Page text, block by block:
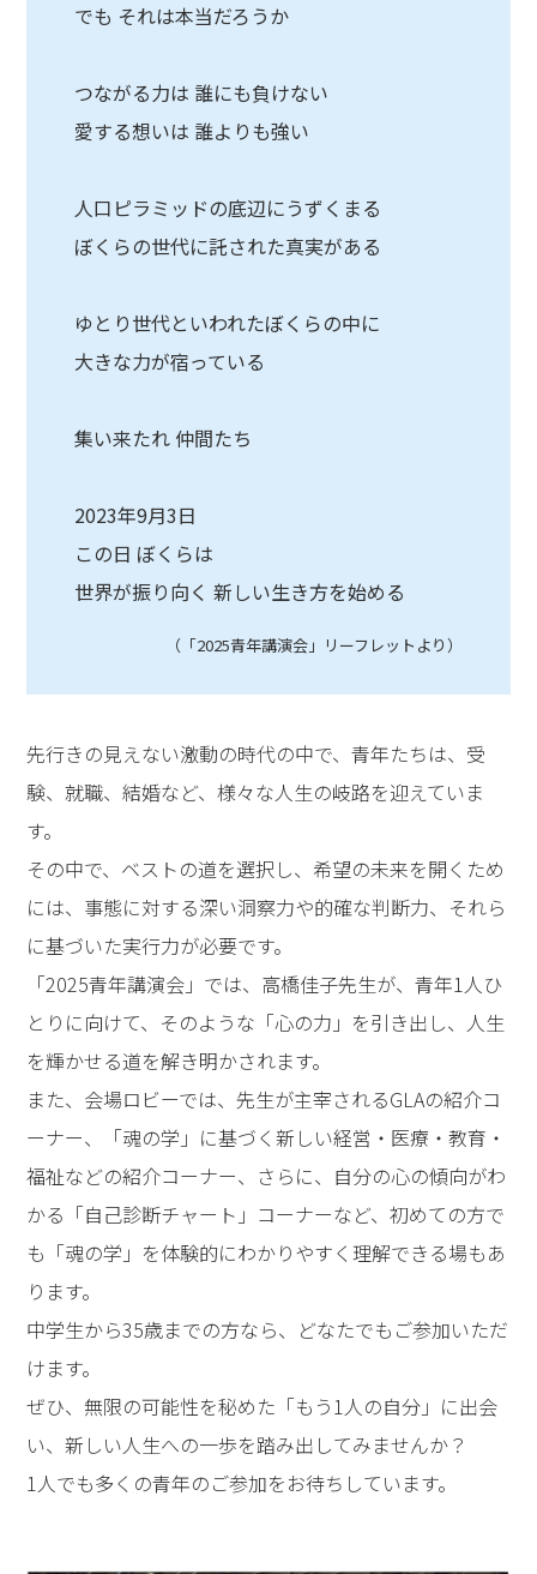
でも それは本当だろうか
つながる力は 誰にも負けない
愛する想いは 誰よりも強い
人口ピラミッドの底辺にうずくまる
ぼくらの世代に託された真実がある
ゆとり世代といわれたぼくらの中に
大きな力が宿っている
集い来たれ 仲間たち
2023年9月3日
この日 ぼくらは
世界が振り向く 新しい生き方を始める
（「2025青年講演会」リーフレットより）
先行きの見えない激動の時代の中で、青年たちは、受
験、就職、結婚など、様々な人生の岐路を迎えていま
す。
その中で、ベストの道を選択し、希望の未来を開くため
には、事態に対する深い洞察力や的確な判断力、それら
に基づいた実行力が必要です。
「2025青年講演会」では、高橋佳子先生が、青年1人ひ
とりに向けて、そのような「心の力」を引き出し、人生
を輝かせる道を解き明かされます。
また、会場ロビーでは、先生が主宰されるGLAの紹介コ
ーナー、「魂の学」に基づく新しい経営・医療・教育・
福祉などの紹介コーナー、さらに、自分の心の傾向がわ
かる「自己診断チャート」コーナーなど、初めての方で
も「魂の学」を体験的にわかりやすく理解できる場もあ
ります。
中学生から35歳までの方なら、どなたでもご参加いただ
けます。
ぜひ、無限の可能性を秘めた「もう1人の自分」に出会
い、新しい人生への一歩を踏み出してみませんか？
1人でも多くの青年のご参加をお待ちしています。